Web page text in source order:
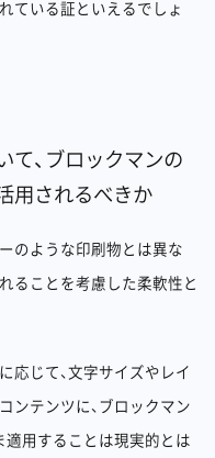
ている証といえるでしょ
て、ブロックマンの
用されるべきか
のような印刷物とは異な
ることを考慮した柔軟性と
応じて、文字サイズやレイ
ンテンツに、ブロックマン
適用することは現実的とは